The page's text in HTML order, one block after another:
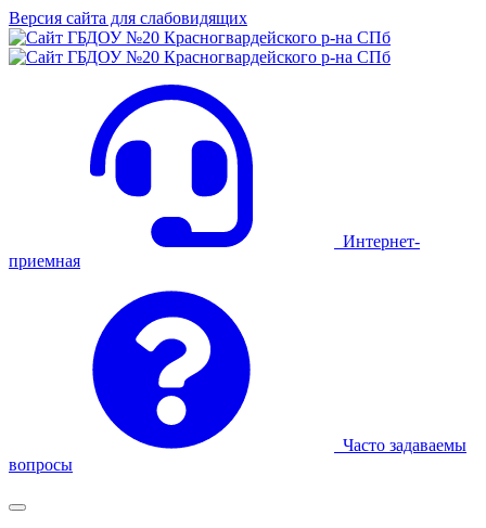
Версия сайта для слабовидящих
Интернет-
приемная
Часто задаваемы
вопросы